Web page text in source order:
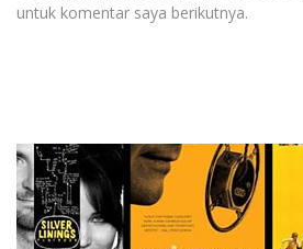
untuk komentar saya berikutnya.